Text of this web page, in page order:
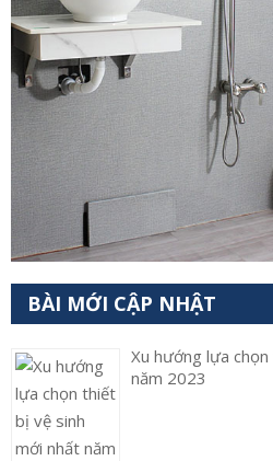
BÀI MỚI CẬP NHẬT
Xu hướng lựa
năm 2023